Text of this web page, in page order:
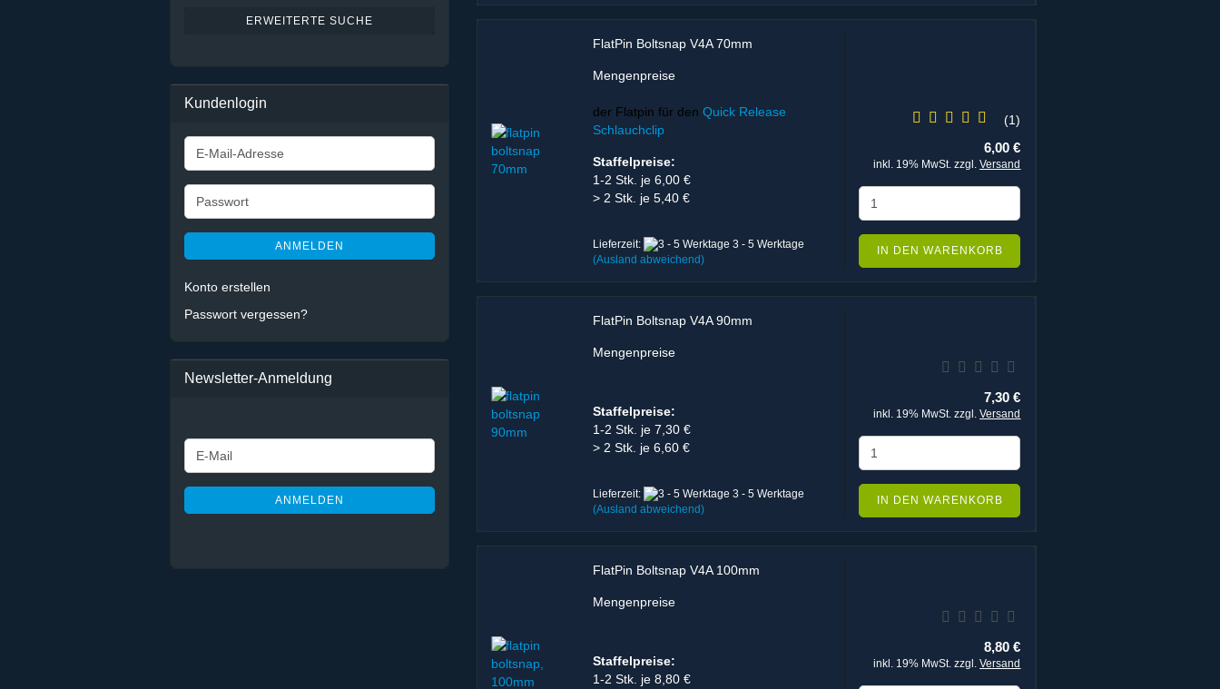
FlatPin Boltsnap V4A 70mm
Mengenpreise
der Flatpin für denQuick Release
Schlauchclip
Staffelpreise:
1-2 Stk. je 6,00 €
> 2 Stk. je 5,40 €
Lieferzeit:
3 - 5 Werktage
(Ausland abweichend)
1
6,00 €
inkl. 19% MwSt. zzgl.Versand
IN DEN WARENKORB
FlatPin Boltsnap V4A 90mm
Mengenpreise
Staffelpreise:
1-2 Stk. je 7,30 €
> 2 Stk. je 6,60 €
Lieferzeit:
3 - 5 Werktage
(Ausland abweichend)
7,30 €
inkl. 19% MwSt. zzgl.Versand
IN DEN WARENKORB
FlatPin Boltsnap V4A 100mm
Mengenpreise
Staffelpreise:
1-2 Stk. je 8,80 €
8,80 €
inkl. 19% MwSt. zzgl.Versand
ERWEITERTE SUCHE
Kundenlogin
E-
Mail-
Adresse
Passwort
ANMELDEN
Konto erstellen
Passwort vergessen?
Newsletter-Anmeldung
WEITER
ZUR
E-
Mail
ANMELDEN